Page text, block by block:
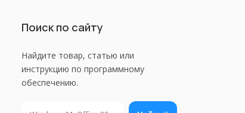
Поиск по сайту
Найдите товар, статью или
инструкцию по программному
обеспечению.